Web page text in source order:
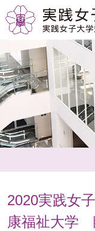
2020実践女
康福祉大学